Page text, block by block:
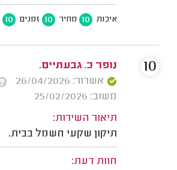
איכות 10 מחיר 10 זמנים 10
נופר כ. גבעתיים.
אשרור: 26/04/2026
משוב: 25/02/2026
תיאור השירות:
תיקון שקעי חשמל בבית.
חוות דעת:
10